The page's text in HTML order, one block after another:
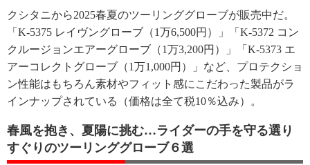
クシタニから2025春夏のツーリンググローブが販売中だ。
「K-5375 レイヴングローブ（1万6,500円）」「K-5372 コン
クルージョンエアーグローブ（1万3,200円）」「K-5373 エ
アーコレクトグローブ（1万1,000円）」など、プロテクショ
ン性能はもちろん素材やフィット感にこだわった製品がラ
インナップされている（価格は全て税10％込み）。
春風を抱き、夏陽に挑む…ライダーの手を守る選り
すぐりのツーリンググローブ６選